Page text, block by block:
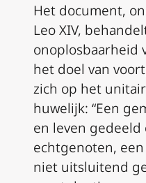
Het document,
Leo XIV,
onoplosbaarheid
het doel van
zich op het
huwelijk: “Een
en leven
echtgenoten,
niet uitsluitend